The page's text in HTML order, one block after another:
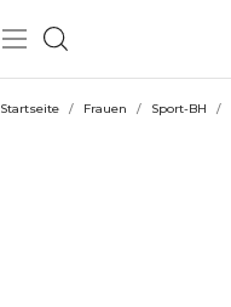
Startseite / Frauen / Sport-BH /